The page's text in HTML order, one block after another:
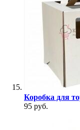
Коробка для
95 руб.